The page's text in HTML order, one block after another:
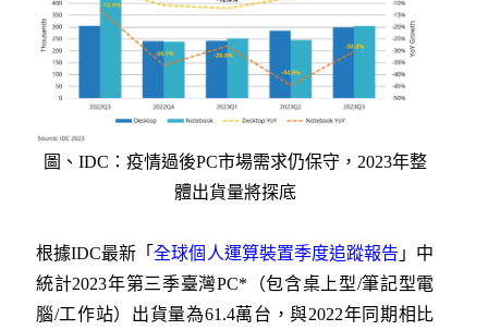
圖、IDC：疫情過後PC市場需求仍保守，2023年整
體出貨量將探底
根據IDC最新「全球個人運算裝置季度追蹤報告 」中
統計2023年第三季臺灣PC*（包含桌上型/筆記型電
腦/工作站）出貨量為61.4萬台，與2022年同期相比